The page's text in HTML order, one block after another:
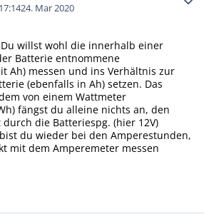
24. Mar 2020
willst wohl die innerhalb einer
Batterie entnommene
Ah) messen und ins Verhältnis zur
(ebenfalls in Ah) setzen. Das
von einem Wattmeter
fängst du alleine nichts an, den
die Batteriespg. (hier 12V)
du wieder bei den Amperestunden,
mit dem Amperemeter messen